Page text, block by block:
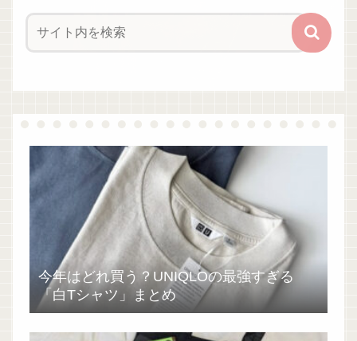
今年はどれ買う？UNIQLOの最強すぎる
「白Tシャツ」まとめ